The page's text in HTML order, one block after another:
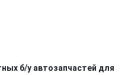
б/у автозапчастей для